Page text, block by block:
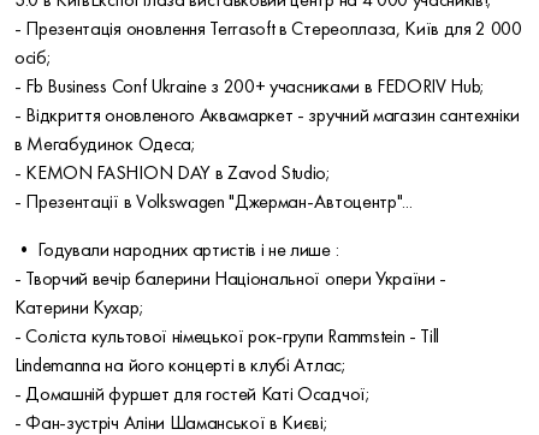
- Презентація оновлення Terrasoft в Стереоплаза, Київ для 2 000
осіб;
- Fb Business Conf Ukraine з 200+ учасниками в FEDORIV Hub;
- Відкриття оновленого Аквамаркет - зручний магазин сантехніки
в Мегабудинок Одеса;
- KEMON FASHION DAY в Zavod Studio;
- Презентації в Volkswagen "Джерман-Автоцентр"...
• Годували народних артистів і не лише :
- Творчий вечір балерини Національної опери України -
Катерини Кухар;
- Соліста культової німецької рок-групи Rammstein - Till
Lindemannа на його концерті в клубі Атлас;
- Домашній фуршет для гостей Каті Осадчої;
- Фан-зустріч Аліни Шаманської в Києві;